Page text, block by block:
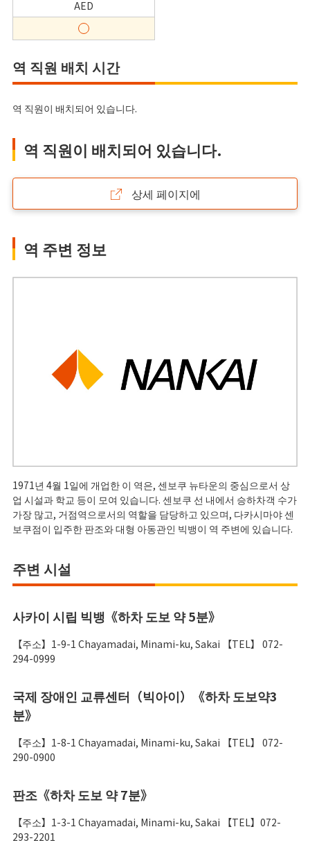
AED
역 직원 배치 시간
역 직원이 배치되어 있습니다.
역 직원이 배치되어 있습니다.
상세 페이지에
역 주변 정보
1971년 4월 1일에 개업한 이 역은, 센보쿠 뉴타운의 중심으로서 상
업 시설과 학교 등이 모여 있습니다. 센보쿠 선 내에서 승하차객 수가
가장 많고, 거점역으로서의 역할을 담당하고 있으며, 다카시마야 센
보쿠점이 입주한 판조와 대형 아동관인 빅뱅이 역 주변에 있습니다.
주변 시설
사카이 시립 빅뱅《하차 도보 약 5분》
【주소】1-9-1 Chayamadai, Minami-ku, Sakai 【TEL】 072-
294-0999
국제 장애인 교류센터（빅아이）《하차 도보약3
분》
【주소】1-8-1 Chayamadai, Minami-ku, Sakai 【TEL】 072-
290-0900
판조《하차 도보 약 7분》
【주소】1-3-1 Chayamadai, Minami-ku, Sakai 【TEL】072-
293-2201